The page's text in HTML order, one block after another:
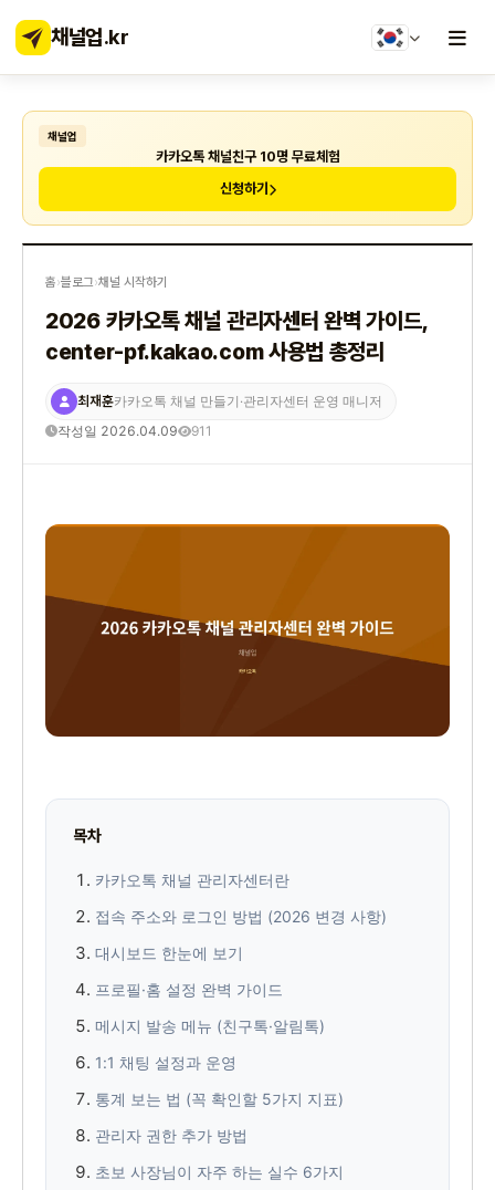
채널업.kr
채널업
카카오톡 채널친구 10명 무료체험
신청하기
홈›블로그›채널 시작하기
2026 카카오톡 채널 관리자센터 완벽 가이드,
center-pf.kakao.com 사용법 총정리
최재훈카카오톡 채널 만들기·관리자센터 운영 매니저
작성일 2026.04.09 911
목차
카카오톡 채널 관리자센터란
접속 주소와 로그인 방법 (2026 변경 사항)
대시보드 한눈에 보기
프로필·홈 설정 완벽 가이드
메시지 발송 메뉴 (친구톡·알림톡)
1:1 채팅 설정과 운영
통계 보는 법 (꼭 확인할 5가지 지표)
관리자 권한 추가 방법
초보 사장님이 자주 하는 실수 6가지